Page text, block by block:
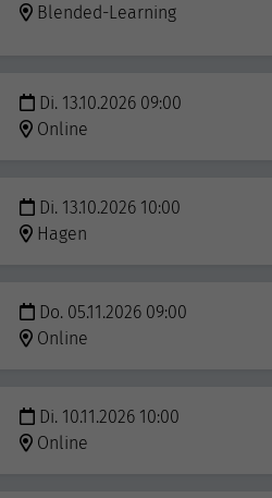
Blended-Learning
Di. 13.10.2026 09:00
Online
Di. 13.10.2026 10:00
Hagen
Do. 05.11.2026 09:00
Online
Di. 10.11.2026 10:00
Online